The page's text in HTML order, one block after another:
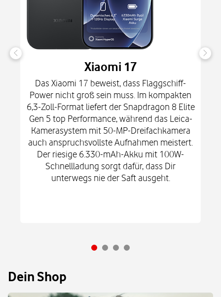
Xiaomi 17
Das Xiaomi 17 beweist, dass Flaggschiff-
Power nicht groß sein muss. Im kompakten
6,3-Zoll-Format liefert der Snapdragon 8 Elite
Gen 5 top Performance, während das Leica-
Kamerasystem mit 50-MP-Dreifachkamera
auch anspruchsvollste Aufnahmen meistert.
Der riesige 6.330-mAh-Akku mit 100W-
Schnellladung sorgt dafür, dass Dir
unterwegs nie der Saft ausgeht.
Dein Shop